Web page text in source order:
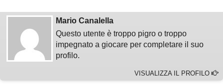
Mario Canalella
Questo utente è troppo pigro o troppo
impegnato a giocare per completare il suo
profilo.
VISUALIZZA IL PROFILO